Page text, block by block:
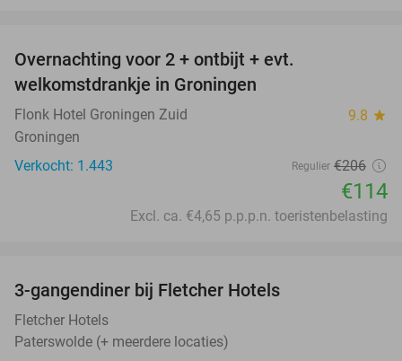
Overnachting voor 2 + ontbijt + evt.
welkomstdrankje in Groningen
Flonk Hotel Groningen Zuid 9.8 star
Groningen
Verkocht: 1.443
Regulier €206
€114
Excl. ca. €4,65 p.p.p.n. toeristenbelasting
3-gangendiner bij Fletcher Hotels
Fletcher Hotels
Paterswolde (+ meerdere locaties)